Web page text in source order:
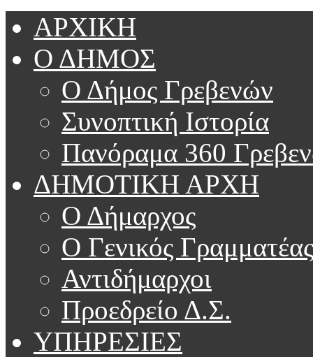
ΑΡΧΙΚΗ
Ο ΔΗΜΟΣ
Ο Δήμος Γρεβενών
Συνοπτική Ιστορία
Πανόραμα 360
ΔΗΜΟΤΙΚΗ ΑΡΧΗ
Ο Δήμαρχος
Ο Γενικός Γραμματέας
Αντιδήμαρχοι
Προεδρείο Δ.Σ.
ΥΠΗΡΕΣΙΕΣ